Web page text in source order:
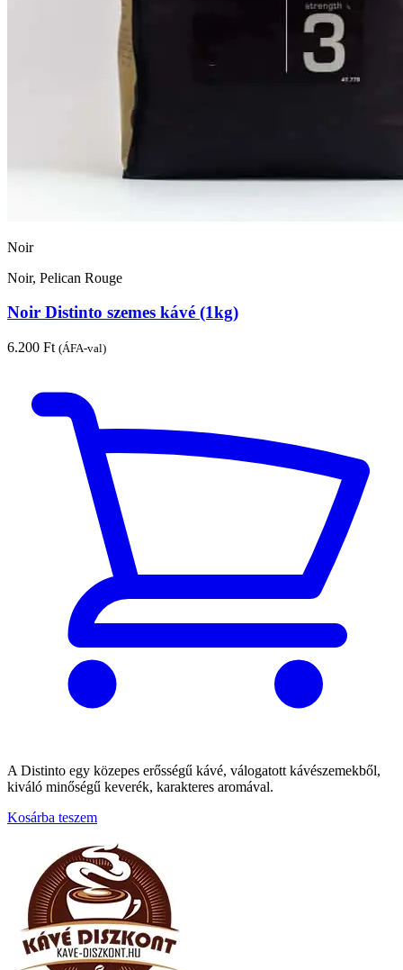
Noir
Noir, Pelican Rouge
Noir Distinto szemes kávé (1kg)
6.200 Ft (ÁFA-val)
A Distinto egy közepes erősségű kávé, válogatott kávészemekből,
kiváló minőségű keverék, karakteres aromával.
Kosárba teszem